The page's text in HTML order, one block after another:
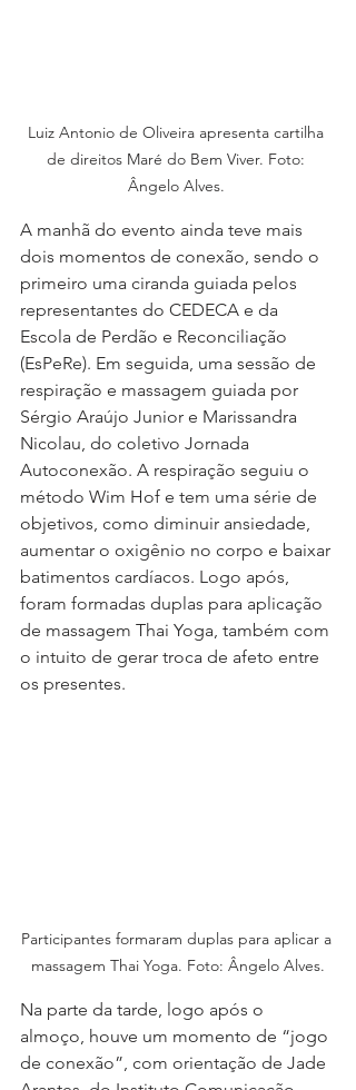
Luiz Antonio de Oliveira apresenta cartilha
de direitos Maré do Bem Viver. Foto:
Ângelo Alves.
A manhã do evento ainda teve mais
dois momentos de conexão, sendo o
primeiro uma ciranda guiada pelos
representantes do CEDECA e da
Escola de Perdão e Reconciliação
(EsPeRe). Em seguida, uma sessão de
respiração e massagem guiada por
Sérgio Araújo Junior e Marissandra
Nicolau, do coletivo Jornada
Autoconexão. A respiração seguiu o
método Wim Hof e tem uma série de
objetivos, como diminuir ansiedade,
aumentar o oxigênio no corpo e baixar
batimentos cardíacos. Logo após,
foram formadas duplas para aplicação
de massagem Thai Yoga, também com
o intuito de gerar troca de afeto entre
os presentes.
Participantes formaram duplas para aplicar a
massagem Thai Yoga. Foto: Ângelo Alves.
Na parte da tarde, logo após o
almoço, houve um momento de “jogo
de conexão”, com orientação de Jade